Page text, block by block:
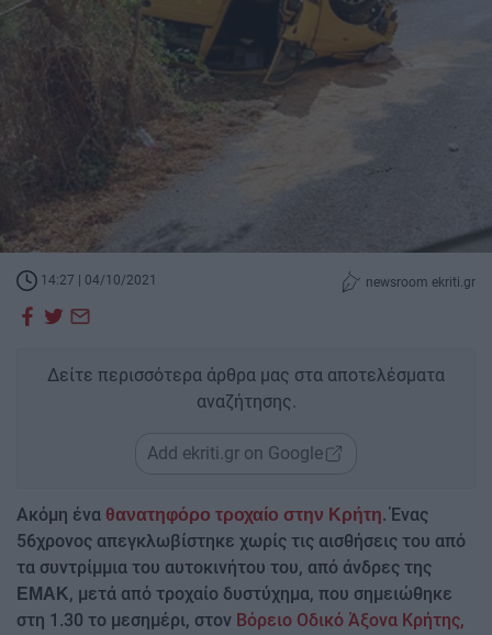
14:27 | 04/10/2021 newsroom ekriti.gr
Δείτε περισσότερα άρθρα μας στα αποτελέσματα
αναζήτησης.
Add ekriti.gr on Google
Ακόμη ένα θανατηφόρο τροχαίο στην Κρήτη. Ένας
56χρονος απεγκλωβίστηκε χωρίς τις αισθήσεις του από
τα συντρίμμια του αυτοκινήτου του, από άνδρες της
ΕΜΑΚ, μετά από τροχαίο δυστύχημα, που σημειώθηκε
στη 1.30 το μεσημέρι, στον Βόρειο Οδικό Άξονα Κρήτης,